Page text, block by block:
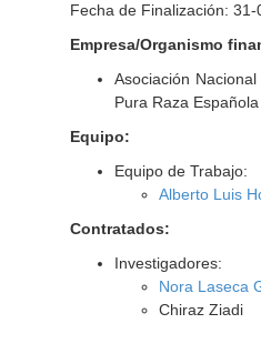
Fecha de Finalización:
Empresa/Organismo
Asociación
Pura Raza
Equipo:
Equipo de Trabajo:
Alberto Luis
Contratados:
Investigadores:
Nora Laseca
Chiraz Ziadi